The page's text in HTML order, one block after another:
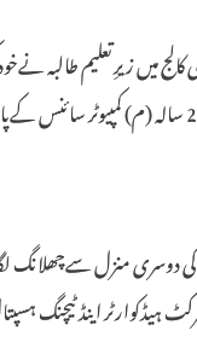
میں زیرِتعلیم طالبہ
انتظامیہ کے مطابق 20 سالہ (م)
کی دوسری منزل
اینڈ ٹیچنگ